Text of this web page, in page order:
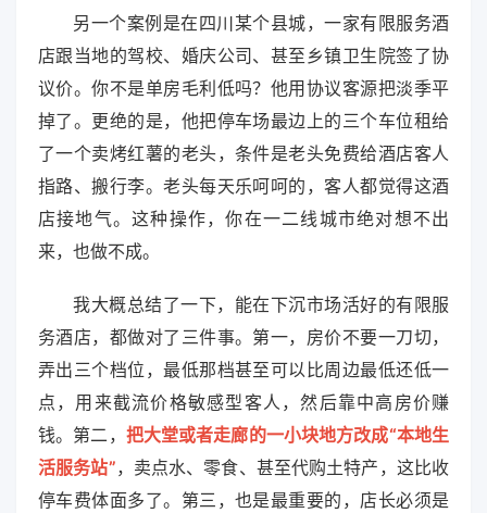
另一个案例是在四川某个县城，一家有限服务酒
店跟当地的驾校、婚庆公司、甚至乡镇卫生院签了协
议价。你不是单房毛利低吗？他用协议客源把淡季平
掉了。更绝的是，他把停车场最边上的三个车位租给
了一个卖烤红薯的老头，条件是老头免费给酒店客人
指路、搬行李。老头每天乐呵呵的，客人都觉得这酒
店接地气。这种操作，你在一二线城市绝对想不出
来，也做不成。
我大概总结了一下，能在下沉市场活好的有限服
务酒店，都做对了三件事。第一，房价不要一刀切，
弄出三个档位，最低那档甚至可以比周边最低还低一
点，用来截流价格敏感型客人，然后靠中高房价赚
钱。第二， 把大堂或者走廊的一小块地方改成“本地生
活服务站”，卖点水、零食、甚至代购土特产，这比收
停车费体面多了。第三，也是最重要的，店长必须是